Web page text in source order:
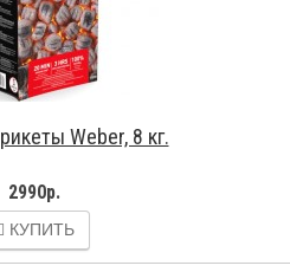
Weber, 8 кг.
2990р.
КУПИТЬ